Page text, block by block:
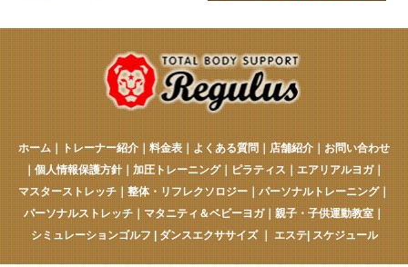
ホーム トレーナー紹介 料金表 よくある質問 店舗紹介
お問い合わせ
個人情報保護方針｜ 加圧トレーニング｜ ピラティス エアリアルヨガ｜
マスターストレッチ
整体・リフレクソロジー パーソナルトレーニング｜
パーソナルストレッチ
マタニティ＆ベビーヨガ｜ 親子・子供運動教室
シミュレーションゴルフ
ダンスエクササイズ｜ エステ| スケジュール